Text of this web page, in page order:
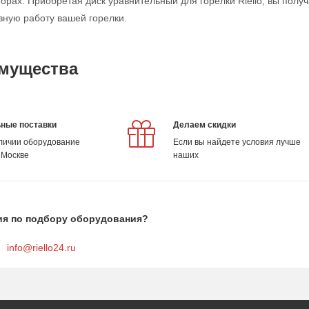
работу вашей горелки.
поставки
оборудование
Делаем скидки
Если вы найдете условия лучше
наших
по подбору оборудования?
info@riello24.ru